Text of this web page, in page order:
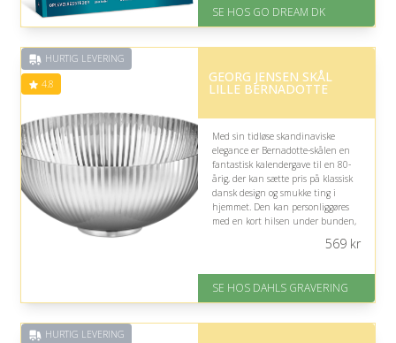
inden for 1 time
SE HOS GO DREAM DK
HURTIG LEVERING
4.8 GEORG JENSEN SKÅL
LILLE BERNADOTTE
Med sin tidløse skandinaviske
elegance er Bernadotte-skålen en
fantastisk kalendergave til en 80-
årig, der kan sætte pris på klassisk
dansk design og smukke ting i
hjemmet. Den kan personliggøres
med en kort hilsen under bunden,
Gratis fragt
på 4.8 ud af 5
569kr
SE HOS DAHLS GRAVERING
HURTIG LEVERING